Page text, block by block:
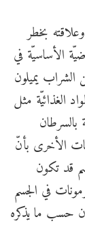
بخطر
الأساسيّة في
الشراب يميلون
الغذائيّة مثل
الأخرى بأنّ
قد تكون
في الجسم
حسب ما يذكره